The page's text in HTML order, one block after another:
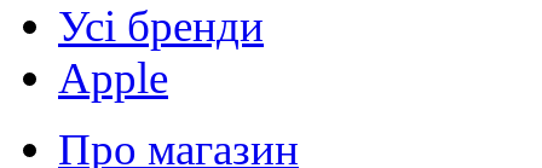
Усі бренди
Apple
Про магазин